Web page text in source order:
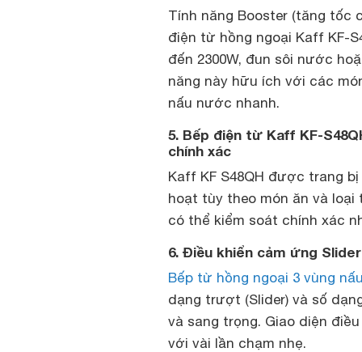
Tính năng Booster (tăng tốc
điện từ hồng ngoại Kaff KF-
đến 2300W, đun sôi nước
năng này hữu ích với các
nấu nước nhanh.
5. Bếp điện từ Kaff KF-
chính xác
Kaff KF S48QH được trang
hoạt tùy theo món ăn và
có thể kiểm soát chính xác
6. Điều khiển cảm ứng
Bếp từ hồng ngoại 3 vùng
dạng trượt (Slider) và số
và sang trọng. Giao diện
với vài lần chạm nhẹ.